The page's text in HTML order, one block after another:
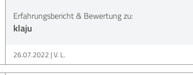
Erfahrungsbericht & Bewertung zu:
klaju
26.07.2022 V. L.